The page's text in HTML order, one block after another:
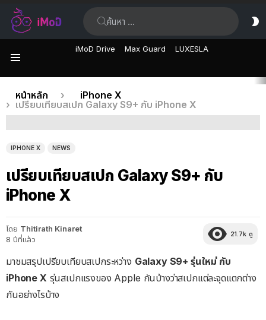
iMoD Drive Max Guard LUXESLA
เรื่อง
ล่าสุด
คุณอยู่ที่นี่:
หน้าหลัก
iPhone X
เปรียบเทียบสเปก Galaxy S9+ กับ iPhone X
IPHONE X NEWS
เปรียบเทียบสเปก Galaxy S9+ กับ
iPhone X
โดย Thitirath Kinaret
8 ปีที่แล้ว
21.7k ดู
มาชมสรุปเปรียบเทียบสเปกระหว่าง Galaxy S9+ รุ่นใหม่ กับ
iPhone X รุ่นสเปกแรงของ Apple กันบ้างว่าสเปกแต่ละจุดแตกต่าง
กันอย่างไรบ้าง